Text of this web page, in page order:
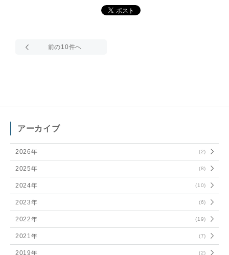
アーカイブ
2026年 (2)
2025年 (8)
2024年 (10)
2023年 (6)
2022年 (19)
2021年 (7)
2019年 (2)